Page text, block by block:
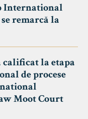
International
remarcă la
calificat la etapa
de procese
Moot Court